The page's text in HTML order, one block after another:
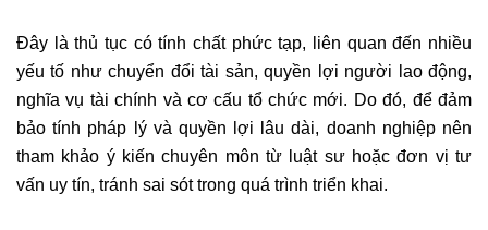
Đây là thủ tục có tính chất phức tạp, liên quan đến nhiều
yếu tố như chuyển đổi tài sản, quyền lợi người lao động,
nghĩa vụ tài chính và cơ cấu tổ chức mới. Do đó, để đảm
bảo tính pháp lý và quyền lợi lâu dài, doanh nghiệp nên
tham khảo ý kiến chuyên môn từ luật sư hoặc đơn vị tư
vấn uy tín, tránh sai sót trong quá trình triển khai.